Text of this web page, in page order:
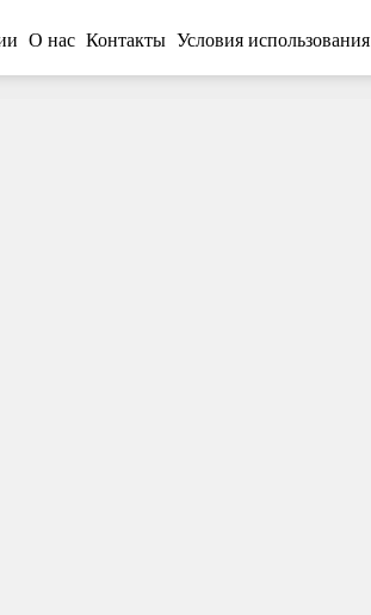
О нас Контакты Условия использования